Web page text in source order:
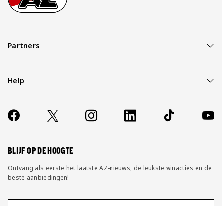
Partners
Help
Contact
FAQ
Socials
https://www.facebook.com/AZAlkmaar
X Instagram LinkedIn TikTok
BLIJF OP DE HOOGTE
Ontvang als eerste het laatste AZ-nieuws, de leukste winacties en de
beste aanbiedingen!